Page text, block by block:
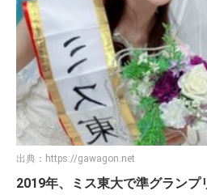
出典： https://gawagon.net
2019年、ミス東大で準グランプ